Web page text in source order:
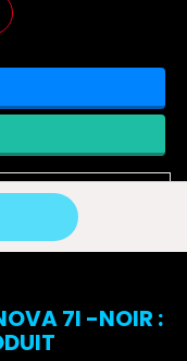
est disponible
7I -NOIR :